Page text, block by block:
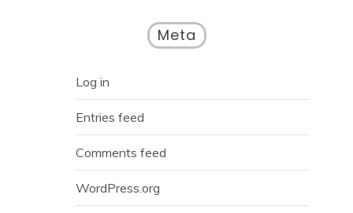
Meta
Log in
Entries feed
Comments feed
WordPress.org